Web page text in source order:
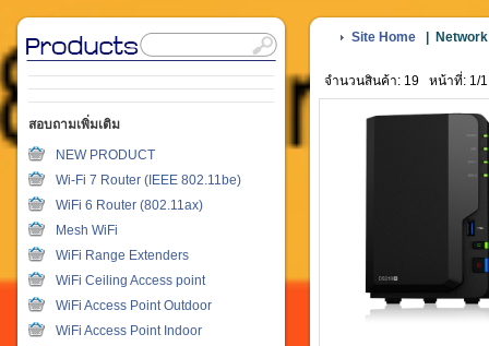
สอบถามเพิ่มเติม
NEW PRODUCT
Wi-Fi 7 Router (IEEE 802.11be)
WiFi 6 Router (802.11ax)
Mesh WiFi
WiFi Range Extenders
WiFi Ceiling Access point
WiFi Access Point Outdoor
WiFi Access Point Indoor
Site Home
จำนวนสินค้า: 19 หน้าที่: 1/1